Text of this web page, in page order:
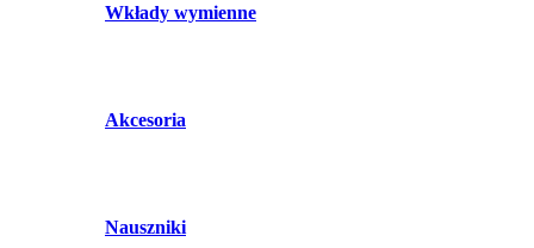
Wkłady wymienne
Akcesoria
Nauszniki